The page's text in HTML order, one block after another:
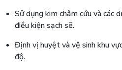
Sử dụng kim châm cứu và các
điều kiện sạch sẽ.
Định vị huyệt và vệ sinh khu
độ.